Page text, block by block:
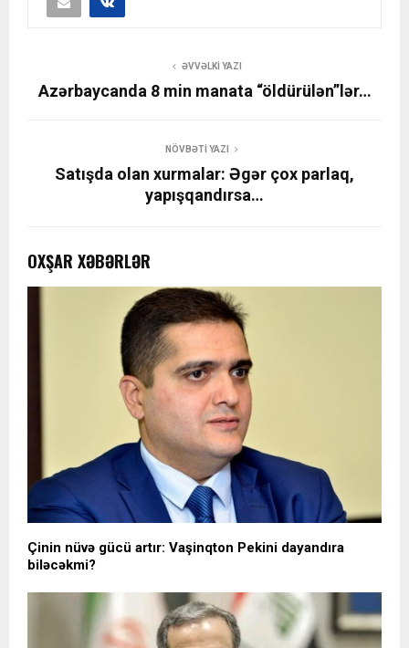
ƏVVƏLKI YAZI
Azərbaycanda 8 min manata “öldürülən”lər…
NÖVBƏTI YAZI
Satışda olan xurmalar: Əgər çox parlaq,
yapışqandırsa…
OXŞAR XƏBƏRLƏR
Çinin nüvə gücü artır: Vaşinqton Pekini dayandıra
biləcəkmi?